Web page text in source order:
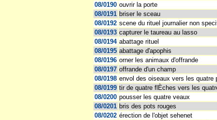
08/0190 ouvrir la porte
08/0191 briser le sceau
08/0192 scene du rituel journalier non
08/0193 capturer le taureau au lasso
08/0194 abattage rituel
08/0195 abattage d'apophis
08/0196 orner les animaux d'offrande
08/0197 offrande d'un champ
08/0198 envol des oiseaux vers les quatre
08/0199 tir de quatre flÈches vers les
08/0200 pousser les quatre veaux
08/0201 bris des pots rouges
08/0202 érection de l'objet sehenet